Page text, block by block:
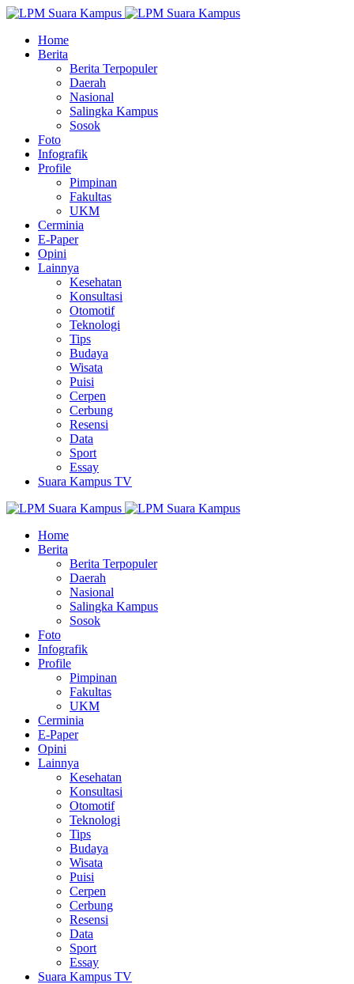
Home
Berita
Berita Terpopuler
Daerah
Nasional
Salingka Kampus
Sosok
Foto
Infografik
Profile
Pimpinan
Fakultas
UKM
Cerminia
E-Paper
Opini
Lainnya
Kesehatan
Konsultasi
Otomotif
Teknologi
Tips
Budaya
Wisata
Puisi
Cerpen
Cerbung
Resensi
Data
Sport
Essay
Suara Kampus TV
Home
Berita
Berita Terpopuler
Daerah
Nasional
Salingka Kampus
Sosok
Foto
Infografik
Profile
Pimpinan
Fakultas
UKM
Cerminia
E-Paper
Opini
Lainnya
Kesehatan
Konsultasi
Otomotif
Teknologi
Tips
Budaya
Wisata
Puisi
Cerpen
Cerbung
Resensi
Data
Sport
Essay
Suara Kampus TV